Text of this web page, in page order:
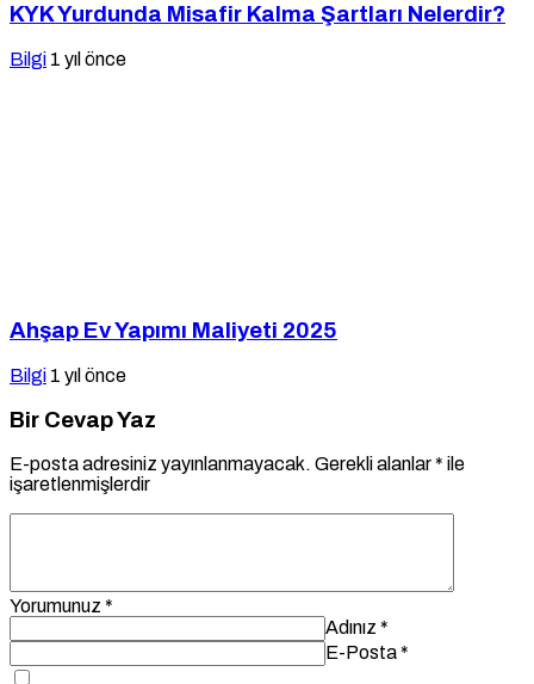
KYK Yurdunda Misafir Kalma Şartları Nelerdir?
Bilgi 1 yıl önce
Ahşap Ev Yapımı Maliyeti 2025
Bilgi 1 yıl önce
Bir Cevap Yaz
E-posta adresiniz yayınlanmayacak. Gerekli alanlar* ile
işaretlenmişlerdir
Yorumunuz *
Adınız *
E-Posta*